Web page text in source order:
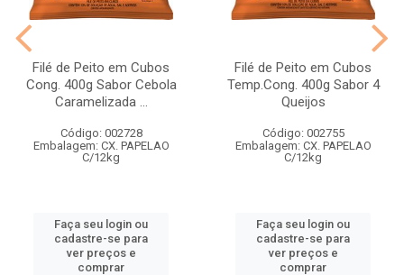
Filé de Peito em Cubos
Cong. 400g Sabor Cebola
Caramelizada ...
Código: 002728
Embalagem: CX. PAPELAO
C/12kg
Faça seu login ou
cadastre-se para
ver preços e
comprar
Filé de Peito em Cubos
Temp.Cong. 400g Sabor 4
Queijos
Código: 002755
Embalagem: CX. PAPELAO
C/12kg
Faça seu login ou
cadastre-se para
ver preços e
comprar